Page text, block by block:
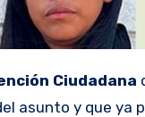
Ciudadana
asunto y que ya